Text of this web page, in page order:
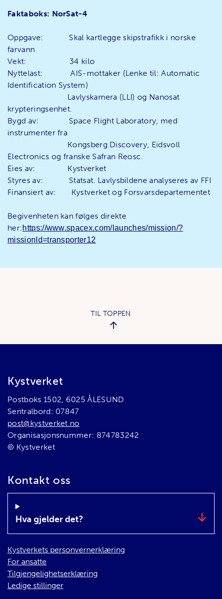
Faktaboks: NorSat-4
Oppgave: Skal kartlegge skipstrafikk i norske
farvann
Vekt: 34 kilo
Nyttelast: AIS-mottaker (Lenke til: Automatic
Identification System)
Lavlyskamera (LLI) og Nanosat
krypteringsenhet.
Bygd av: Space Flight Laboratory, med
instrumenter fra
Kongsberg Discovery, Eidsvoll
Electronics og franske Safran Reosc.
Eies av: Kystverket
Styres av: Statsat. Lavlysbildene analyseres av FFI
Finansiert av: Kystverket og Forsvarsdepartementet
Begivenheten kan følges direkte
her: https://www.spacex.com/launches/mission/?
missionId=transporter12
TIL TOPPEN
Bunnområde
Kystverket
Postboks 1502, 6025 ÅLESUND
Sentralbord: 07847
post@kystverket.no
Organisasjonsnummer: 874783242
© Kystverket
Kontakt oss
Hva gjelder det?
Kystverkets personvernerklæring
For ansatte
Tilgjengelighetserklæring
Ledige stillinger